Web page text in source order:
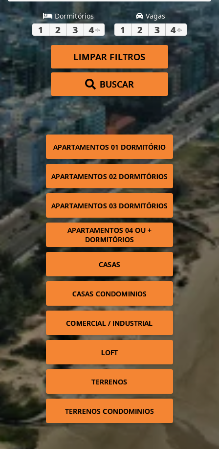
Dormitórios
1 2 3 4+
Vagas
1 2 3 4+
LIMPAR FILTROS
BUSCAR
APARTAMENTOS 01 DORMITÓRIO
APARTAMENTOS 02 DORMITÓRIOS
APARTAMENTOS 03 DORMITÓRIOS
APARTAMENTOS 04 OU +
DORMITÓRIOS
CASAS
CASAS CONDOMINIOS
COMERCIAL / INDUSTRIAL
LOFT
TERRENOS
TERRENOS CONDOMINIOS